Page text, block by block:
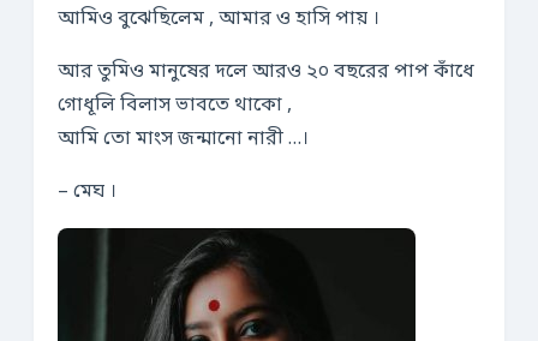
আমিও বুঝেছিলেম , আমার ও হাসি পায় ।
আর তুমিও মানুষের দলে আরও ২০ বছরের পাপ কাঁধে
গোধূলি বিলাস ভাবতে থাকো ,
আমি তো মাংস জন্মানো নারী …।
– মেঘ ।